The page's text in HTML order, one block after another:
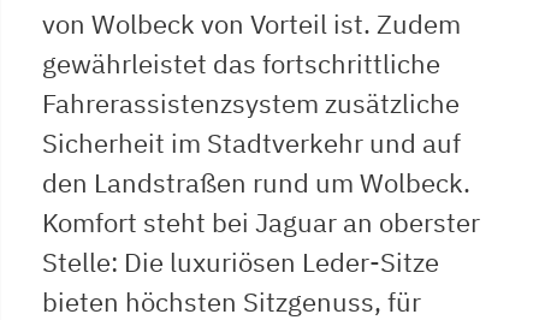
von Wolbeck von Vorteil ist. Zudem
gewährleistet das fortschrittliche
Fahrerassistenzsystem zusätzliche
Sicherheit im Stadtverkehr und auf
den Landstraßen rund um Wolbeck.
Komfort steht bei Jaguar an oberster
Stelle: Die luxuriösen Leder-Sitze
bieten höchsten Sitzgenuss, für